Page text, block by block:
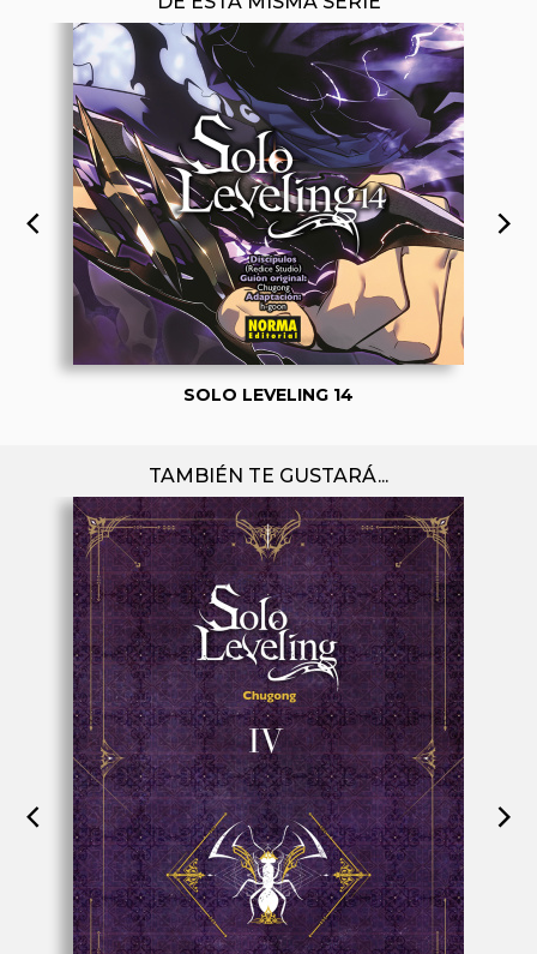
SOLO LEVELING 14
TAMBIÉN TE GUSTARÁ...